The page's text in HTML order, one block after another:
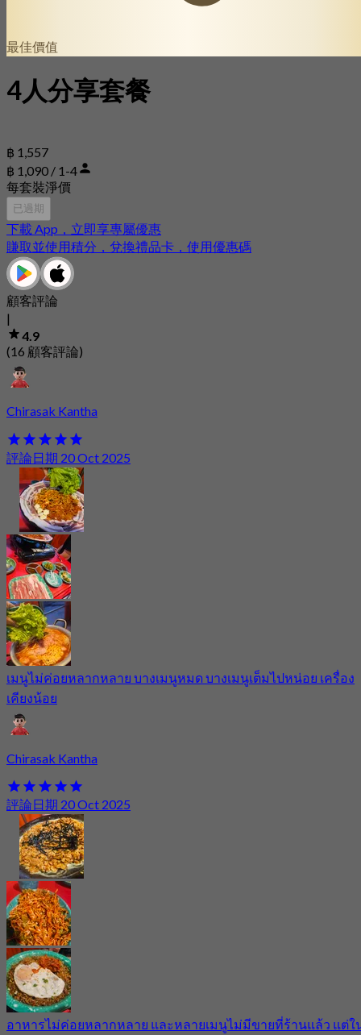
最佳價值
4人分享套餐
฿ 1,557
฿ 1,090 / 1-4
每套裝淨價
已過期
下載 App，立即享專屬優惠
賺取並使用積分，兌換禮品卡，使用優惠碼
顧客評論
|
4.9
(16 顧客評論)
Chirasak Kantha
評論日期 20 Oct 2025
เมนูไม่ค่อยหลากหลาย บางเมนูหมด บางเมนูเต็มไปหน่อย เครื่อง
เคียงน้อย
Chirasak Kantha
評論日期 20 Oct 2025
อาหารไม่ค่อยหลากหลาย และหลายเมนูไม่มีขายที่ร้านแล้ว แต่ใ